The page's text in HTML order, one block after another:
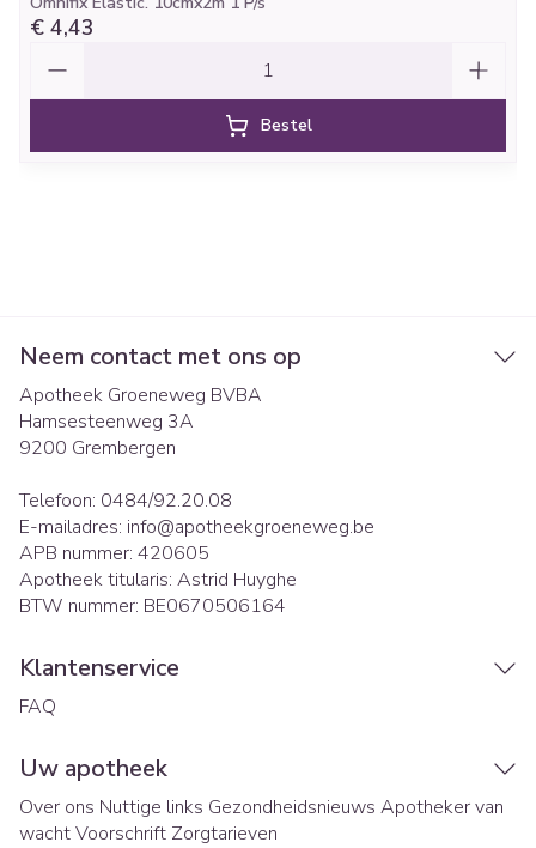
€ 4,43
Bestel
Neem contact met ons op
Apotheek Groeneweg BVBA
Hamsesteenweg 3A
9200 Grembergen
Telefoon: 0484/92.20.08
E-mailadres: info@apotheekgroeneweg.be
APB nummer: 420605
Apotheek titularis: Astrid Huyghe
BTW nummer: BE0670506164
Klantenservice
FAQ
Uw apotheek
Over ons Nuttige links Gezondheidsnieuws Apotheker van
wachtVoorschrift Zorgtarieven